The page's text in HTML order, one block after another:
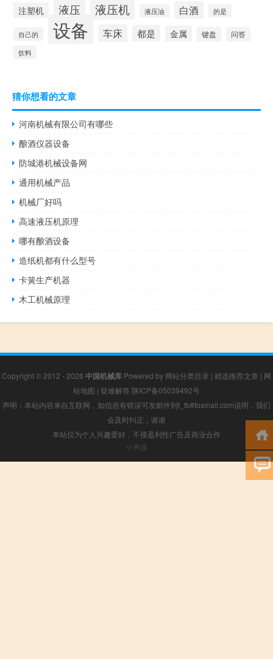
注塑机
液压 液压机 液压油 白酒 的是
自己的 设备 车床 都是 金属 键盘 问答
饮料
猜你想看的文章
河南机械有限公司有哪些
酿酒仪器设备
防城港机械设备网
通用机械产品
机械厂好吗
高速液压机原理
哪有酿酒设备
造纸机都有什么型号
卡簧生产机器
木工机械原理
Copyright © 2012 - 2026 中国机械库 Powered by 网站分类目录 | 精选推荐文章 | 网
站地图 | 疑难解答 陕ICP备05039492号
声明：本站内容来自互联网，如信息有错误可发邮件到f_fb#foxmail.com说明，我们
会及时纠正，谢谢
本站仅为个人兴趣爱好，不接盈利性广告及商业合作
小男孩